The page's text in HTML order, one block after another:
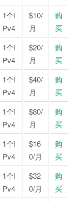
1个I
Pv4
$10/
月
购
买
1个I
Pv4
$20/
月
购
买
1个I
Pv4
$40/
月
购
买
1个I
Pv4
$80/
月
购
买
1个I
Pv4
$16
0/月
购
买
1个I
Pv4
$32
0/月
购
买